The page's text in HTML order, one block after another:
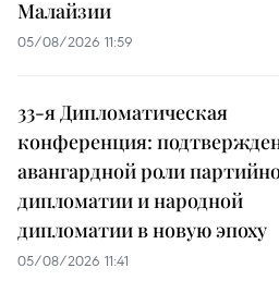
Малайзии
05/08/2026 11:59
33-я Дипломатическая
конференция:
авангардной роли
дипломатии и народной
дипломатии в новую эпоху
05/08/2026 11:41